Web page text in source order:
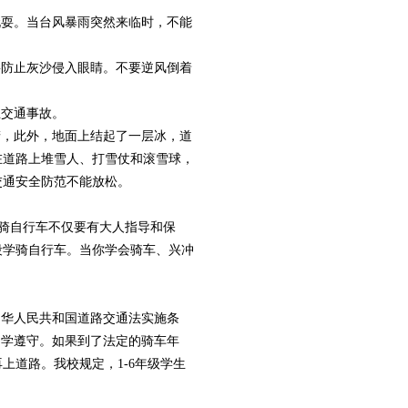
。当台风暴雨突然来临时，不能
止灰沙侵入眼睛。不要逆风倒着
通事故。
此外，地面上结起了一层冰，道
路上堆雪人、打雪仗和滚雪球，
安全防范不能放松。
自行车不仅要有大人指导和保
骑自行车。当你学会骑车、兴冲
人民共和国道路交通法实施条
遵守。如果到了法定的骑车年
道路。我校规定，1-6年级学生